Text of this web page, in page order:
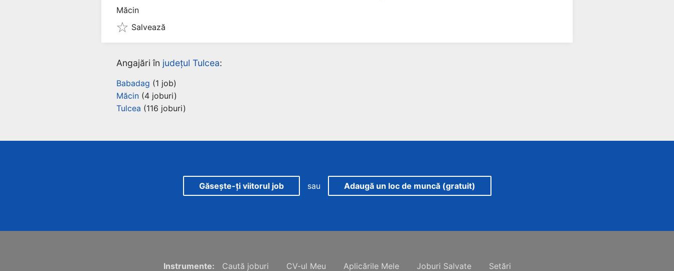
Măcin
Salvează
Angajări în județul Tulcea:
Babadag (1 job)
Măcin (4 joburi)
Tulcea (116 joburi)
Găsește-ți viitorul job sau Adaugă un loc de muncă (gratuit)
Instrumente: Caută joburi CV-ul Meu Aplicările Mele Joburi Salvate Setări